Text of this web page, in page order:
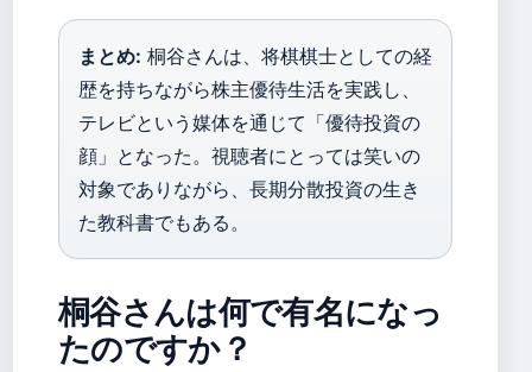
まとめ: 桐谷さんは、将棋棋士としての経
歴を持ちながら株主優待生活を実践し、
テレビという媒体を通じて「優待投資の
顔」となった。視聴者にとっては笑いの
対象でありながら、長期分散投資の生き
た教科書でもある。
桐谷さんは何で有名になっ
たのですか？